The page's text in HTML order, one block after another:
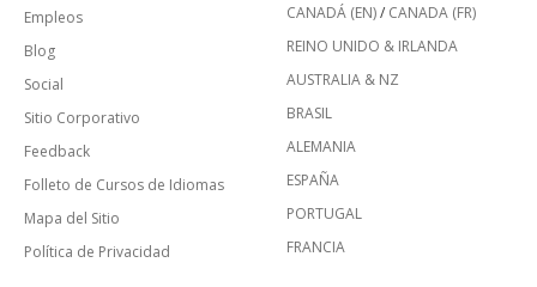
Empleos
Blog
Social
Sitio Corporativo
Feedback
Folleto de Cursos de Idiomas
Mapa del Sitio
Política de Privacidad
CANADÁ (EN)/ CANADA (FR)
REINO UNIDO & IRLANDA
AUSTRALIA & NZ
BRASIL
ALEMANIA
ESPAÑA
PORTUGAL
FRANCIA